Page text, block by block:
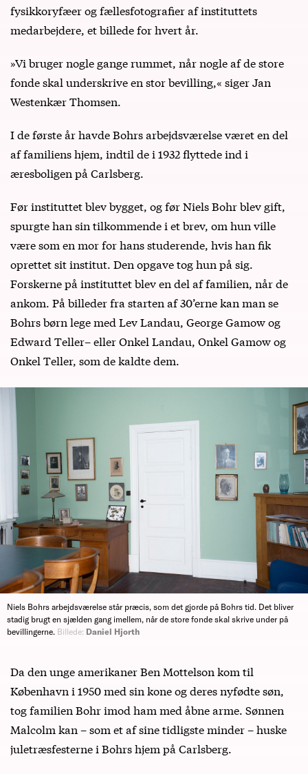
fysikkoryfæer og fællesfotografier af instituttets
medarbejdere, et billede for hvert år.
»Vi bruger nogle gange rummet, når nogle af de store
fonde skal underskrive en stor bevilling,« siger Jan
Westenkær Thomsen.
I de første år havde Bohrs arbejdsværelse været en del
af familiens hjem, indtil de i 1932 flyttede ind i
æresboligen på Carlsberg.
Før instituttet blev bygget, og før Niels Bohr blev gift,
spurgte han sin tilkommende i et brev, om hun ville
være som en mor for hans studerende, hvis han fik
oprettet sit institut. Den opgave tog hun på sig.
Forskerne på instituttet blev en del af familien, når de
ankom. På billeder fra starten af 30’erne kan man se
Bohrs børn lege med Lev Landau, George Gamow og
Edward Teller– eller Onkel Landau, Onkel Gamow og
Onkel Teller, som de kaldte dem.
Niels Bohrs arbejdsværelse står præcis, som det gjorde på Bohrs tid. Det bliver
stadig brugt en sjælden gang imellem, når de store fonde skal skrive under på
bevillingerne. Billede: Daniel Hjorth
Da den unge amerikaner Ben Mottelson kom til
København i 1950 med sin kone og deres nyfødte søn,
tog familien Bohr imod ham med åbne arme. Sønnen
Malcolm kan – som et af sine tidligste minder – huske
juletræsfesterne i Bohrs hjem på Carlsberg.